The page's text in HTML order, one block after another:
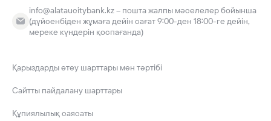
info@alataucitybank.kz – пошта жалпы мәселелер бойынша
(дүйсенбіден жұмаға дейін сағат 9:00-ден 18:00-ге дейін,
мереке күндерін қоспағанда)
Қарыздарды өтеу шарттары мен тәртібі
Сайтты пайдалану шарттары
Құпиялылық саясаты